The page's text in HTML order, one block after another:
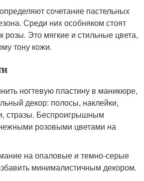
сочетание пастельных
Среди них особняком стоят
розы. Это мягкие и стильные цвета,
тону кожи.
ногтевую пластину в маникюре,
декор: полосы, наклейки,
стразы. Беспроигрышным
розовыми цветами на
на опаловые и темно-серые
минималистичным декором.